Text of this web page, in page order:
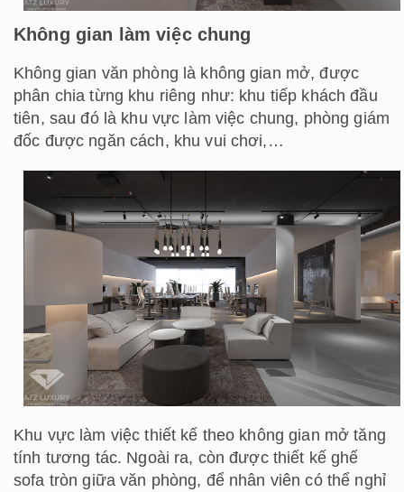
Không gian làm việc chung
Không gian văn phòng là không gian mở, được
phân chia từng khu riêng như: khu tiếp khách đầu
tiên, sau đó là khu vực làm việc chung, phòng giám
đốc được ngăn cách, khu vui chơi,…
Khu vực làm việc thiết kế theo không gian mở tăng
tính tương tác. Ngoài ra, còn được thiết kế ghế
sofa tròn giữa văn phòng, để nhân viên có thể nghỉ